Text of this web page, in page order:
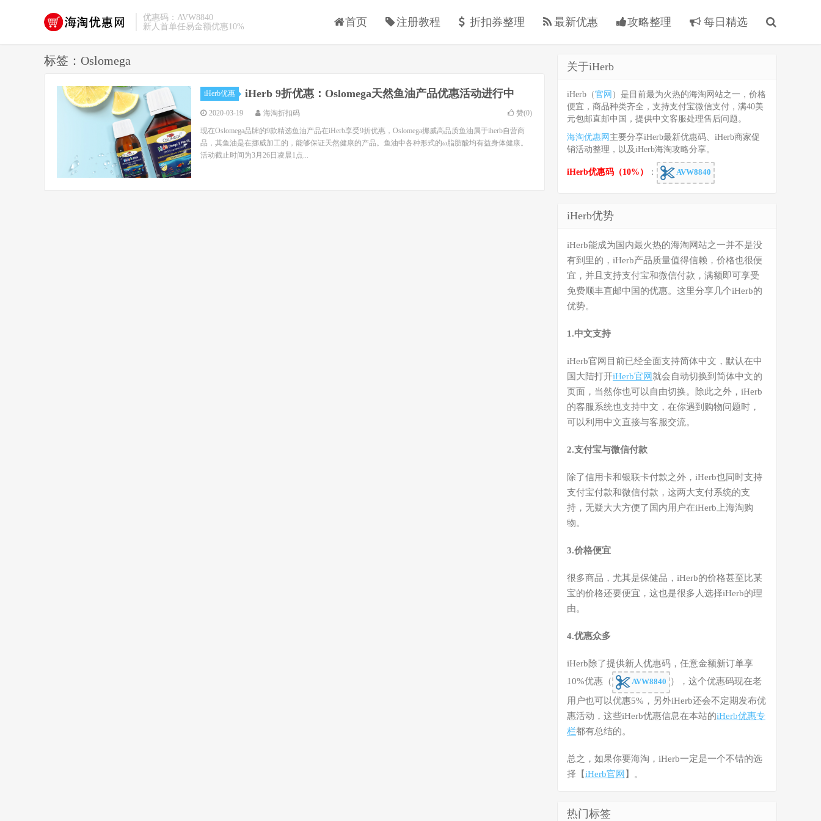
优惠码：AVW8840
新人首单任易金额优惠10%
首页 注册教程 折扣券整理 最新优惠 攻略整理 每日精选
标签：Oslomega
iHerb优惠 iHerb 9折优惠：Oslomega天然鱼油产品优惠活动进行中
2020-03-19 海淘折扣码 赞(0)
现在Oslomega品牌的9款精选鱼油产品在iHerb享受9折优惠，Oslomega挪威高品质鱼油属于iherb自营商
品，其鱼油是在挪威加工的，能够保证天然健康的产品。鱼油中各种形式的ω脂肪酸均有益身体健康。
活动截止时间为3月26日凌晨1点...
关于iHerb
iHerb（官网 ）是目前最为火热的海淘网站之一，价格
便宜，商品种类齐全，支持支付宝微信支付，满40美
元包邮直邮中国，提供中文客服处理售后问题。
海淘优惠网 主要分享iHerb最新优惠码、iHerb商家促
销活动整理，以及iHerb海淘攻略分享。
iHerb优惠码（10%） ： AVW8840
iHerb优势
iHerb能成为国内最火热的海淘网站之一并不是没
有到里的，iHerb产品质量值得信赖，价格也很便
宜，并且支持支付宝和微信付款，满额即可享受
免费顺丰直邮中国的优惠。这里分享几个iHerb的
优势。
1.中文支持
iHerb官网目前已经全面支持简体中文，默认在中
国大陆打开iHerb官网 就会自动切换到简体中文的
页面，当然你也可以自由切换。除此之外，iHerb
的客服系统也支持中文，在你遇到购物问题时，
可以利用中文直接与客服交流。
2.支付宝与微信付款
除了信用卡和银联卡付款之外，iHerb也同时支持
支付宝付款和微信付款，这两大支付系统的支
持，无疑大大方便了国内用户在iHerb上海淘购
物。
3.价格便宜
很多商品，尤其是保健品，iHerb的价格甚至比某
宝的价格还要便宜，这也是很多人选择iHerb的理
由。
4.优惠众多
iHerb除了提供新人优惠码，任意金额新订单享
10%优惠（
AVW8840 ），这个优惠码现在老
用户也可以优惠5%，另外iHerb还会不定期发布优
惠活动，这些iHerb优惠信息在本站的iHerb优惠专
栏都有总结的。
总之，如果你要海淘，iHerb一定是一个不错的选
择【iHerb官网 】。
热门标签